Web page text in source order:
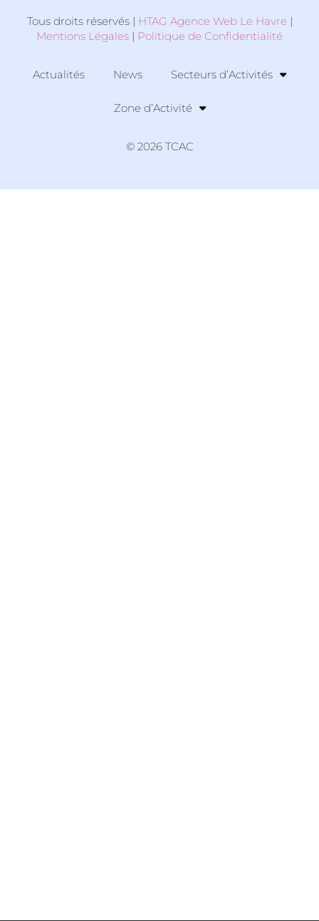
Tous droits réservés | HTAG Agence Web Le Havre |
Mentions Légales | Politique de Confidentialité
Actualités News Secteurs d’Activités
Zone d’Activité
© 2026 TCAC